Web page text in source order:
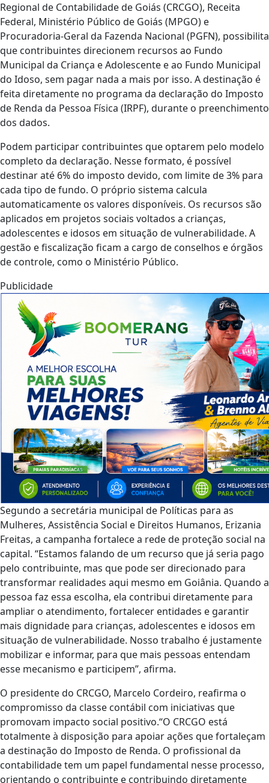
Regional de Contabilidade de Goiás (CRCGO), Receita
Federal, Ministério Público de Goiás (MPGO) e
Procuradoria-Geral da Fazenda Nacional (PGFN), possibilita
que contribuintes direcionem recursos ao Fundo
Municipal da Criança e Adolescente e ao Fundo Municipal
do Idoso, sem pagar nada a mais por isso. A destinação é
feita diretamente no programa da declaração do Imposto
de Renda da Pessoa Física (IRPF), durante o preenchimento
dos dados.
Podem participar contribuintes que optarem pelo modelo
completo da declaração. Nesse formato, é possível
destinar até 6% do imposto devido, com limite de 3% para
cada tipo de fundo. O próprio sistema calcula
automaticamente os valores disponíveis. Os recursos são
aplicados em projetos sociais voltados a crianças,
adolescentes e idosos em situação de vulnerabilidade. A
gestão e fiscalização ficam a cargo de conselhos e órgãos
de controle, como o Ministério Público.
Publicidade
Segundo a secretária municipal de Políticas para as
Mulheres, Assistência Social e Direitos Humanos, Erizania
Freitas, a campanha fortalece a rede de proteção social na
capital. “Estamos falando de um recurso que já seria pago
pelo contribuinte, mas que pode ser direcionado para
transformar realidades aqui mesmo em Goiânia. Quando a
pessoa faz essa escolha, ela contribui diretamente para
ampliar o atendimento, fortalecer entidades e garantir
mais dignidade para crianças, adolescentes e idosos em
situação de vulnerabilidade. Nosso trabalho é justamente
mobilizar e informar, para que mais pessoas entendam
esse mecanismo e participem”, afirma.
O presidente do CRCGO, Marcelo Cordeiro, reafirma o
compromisso da classe contábil com iniciativas que
promovam impacto social positivo.“O CRCGO está
totalmente à disposição para apoiar ações que fortaleçam
a destinação do Imposto de Renda. O profissional da
contabilidade tem um papel fundamental nesse processo,
orientando o contribuinte e contribuindo diretamente